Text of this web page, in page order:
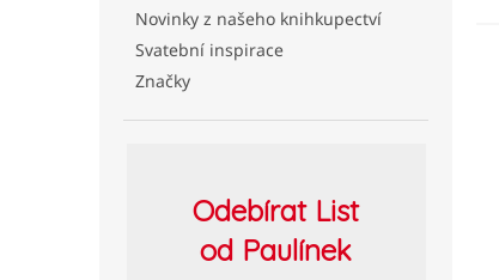
Novinky z našeho knihkupectví
Svatební inspirace
Značky
OdebíratList
od Paulínek